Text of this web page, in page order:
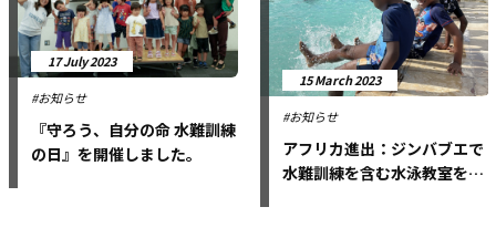
17 July 2023
#お知らせ
『守ろう、自分の命 水難訓練
の日』を開催しました。
15 March 2023
#お知らせ
アフリカ進出：ジンバブエで
水難訓練を含む水泳教室を実